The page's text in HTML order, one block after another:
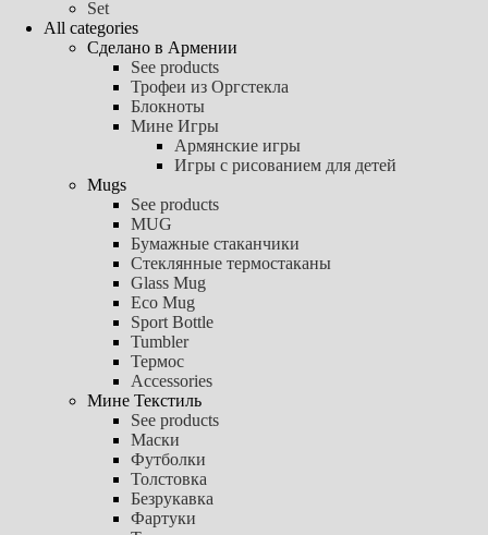
Set
All categories
Сделано в Армении
See products
Трофеи из Оргстекла
Блокноты
Мине Игры
Армянские игры
Игры с рисованием для детей
Mugs
See products
MUG
Бумажные стаканчики
Стеклянные термостаканы
Glass Mug
Eco Mug
Sport Bottle
Tumbler
Термос
Accessories
Мине Текстиль
See products
Маски
Футболки
Толстовка
Безрукавка
Фартуки